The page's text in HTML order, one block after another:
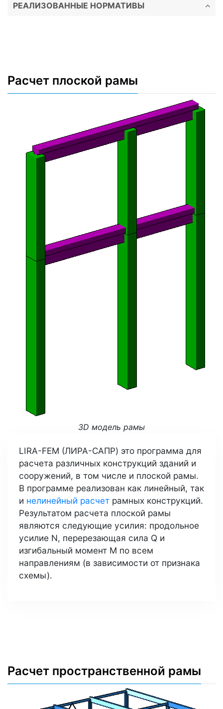
РЕАЛИЗОВАННЫЕ НОРМАТИВЫ
Расчет плоской рамы
3D модель рамы
LIRA-FEM (ЛИРА-САПР) это программа для
расчета различных конструкций зданий и
сооружений, в том числе и плоской рамы.
В программе реализован как линейный, так
и нелинейный расчетрамных конструкций.
Результатом расчета плоской рамы
являются следующие усилия: продольное
усилие N, перерезающая сила Q и
изгибальный момент M по всем
направлениям (в зависимости от признака
схемы).
Расчет пространственной рамы